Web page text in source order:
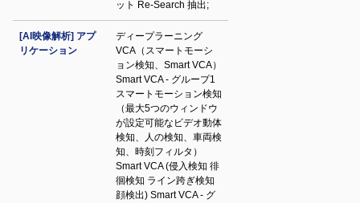
ット Re-Search 抽出;
[AI映像解析] アプ
リケーション
ディープラーニング
VCA（スマートモーシ
ョン検知、Smart VCA）
Smart VCA - グループ1
スマートモーション検知
（最大5つのウィンドウ
が設定可能なビデオ動体
検知、人の検知、車両検
知、時刻フィルタ）
Smart VCA (侵入検知 徘
徊検知 ライン跨ぎ検知
顔検出) Smart VCA - グ